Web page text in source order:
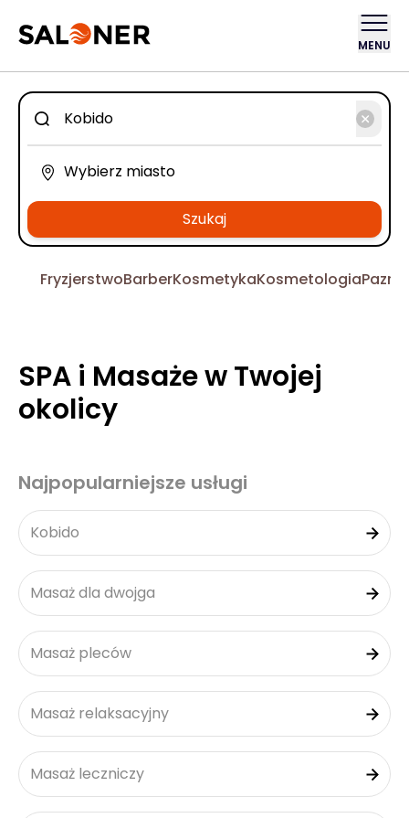
MENU
Szukaj
FryzjerstwoBarberKosmetykaKosmetologia
SPA i Masaże w Twojej
okolicy
Najpopularniejsze usługi
Kobido
Masaż dla dwojga
Masaż pleców
Masaż relaksacyjny
Masaż leczniczy